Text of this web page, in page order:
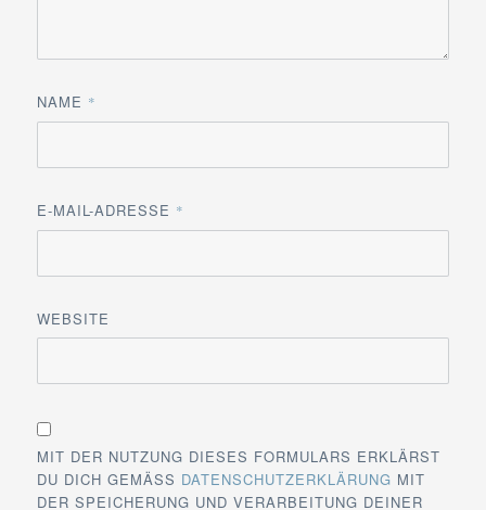
NAME *
E-MAIL-ADRESSE *
WEBSITE
MIT DER NUTZUNG DIESES FORMULARS ERKLÄRST
DU DICH GEMÄSS DATENSCHUTZERKLÄRUNG MIT
DER SPEICHERUNG UND VERARBEITUNG DEINER